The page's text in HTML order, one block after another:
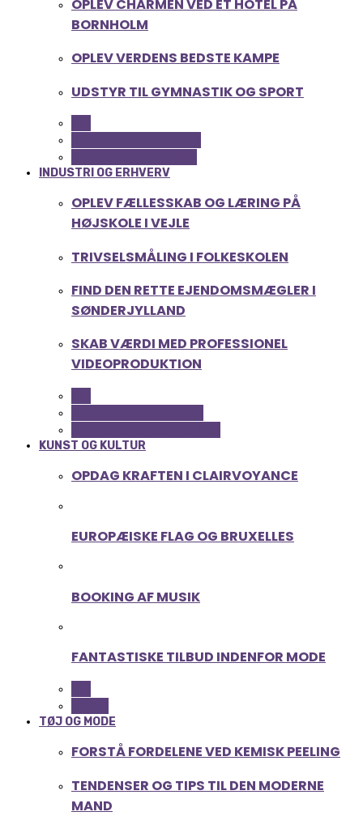
OPLEV CHARMEN VED ET HOTEL PÅ
BORNHOLM
OPLEV VERDENS BEDSTE KAMPE
UDSTYR TIL GYMNASTIK OG SPORT
INDUSTRI OG ERHVERV
OPLEV FÆLLESSKAB OG LÆRING PÅ
HØJSKOLE I VEJLE
TRIVSELSMÅLING I FOLKESKOLEN
FIND DEN RETTE EJENDOMSMÆGLER I
SØNDERJYLLAND
SKAB VÆRDI MED PROFESSIONEL
VIDEOPRODUKTION
KUNST OG KULTUR
OPDAG KRAFTEN I CLAIRVOYANCE
EUROPÆISKE FLAG OG BRUXELLES
BOOKING AF MUSIK
FANTASTISKE TILBUD INDENFOR MODE
TØJ OG MODE
FORSTÅ FORDELENE VED KEMISK PEELING
TENDENSER OG TIPS TIL DEN MODERNE
MAND